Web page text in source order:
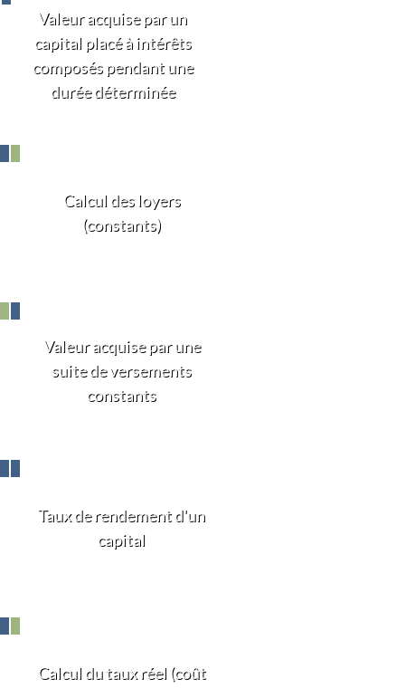
Valeur acquise par un
capital placé à intérêts
composés pendant une
durée déterminée
Calcul des loyers
(constants)
Valeur acquise par une
suite de versements
constants
Taux de rendement d'un
capital
Calcul du taux réel (coût